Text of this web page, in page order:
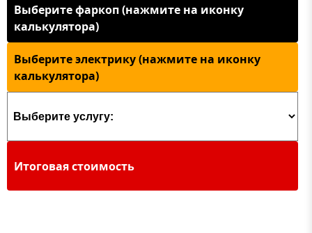
Выберите фаркоп (нажмите на иконку
калькулятора)
Выберите электрику (нажмите на иконку
калькулятора)
Итоговая стоимость